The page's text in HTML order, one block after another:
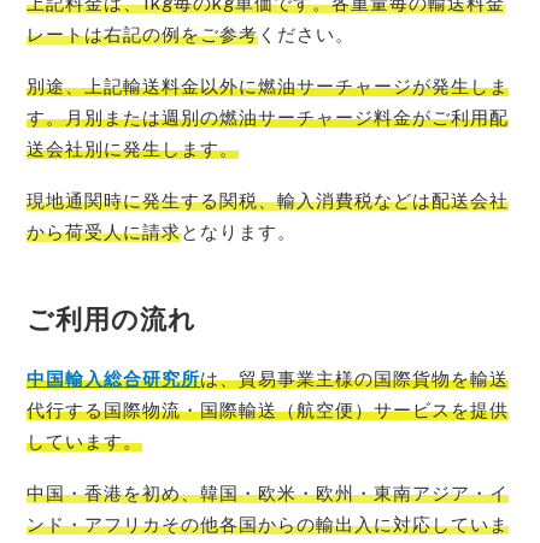
レートは右記の例をご参考 ください。
別途、上記輸送料金以外に燃油サーチャージが発生しま
す。月別または週別の燃油サーチャージ料金がご利用配
送会社別に発生します。
現地通関時に発生する関税、輸入消費税などは配送会社
から荷受人に請求となります。
ご利用の流れ
中国輸入総合研究所は、貿易事業主様の国際貨物を輸送
代行する国際物流・国際輸送（航空便）サービスを提供
しています。
中国・香港を初め、韓国・欧米・欧州・東南アジア・イ
ンド・アフリカその他各国からの輸出入に対応していま